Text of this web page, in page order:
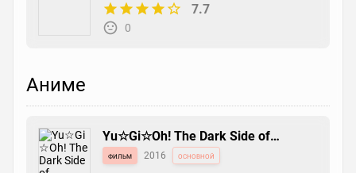
7.7
0
Аниме
Yu☆Gi☆Oh! The Dark Side of
Dimensions
фильм 2016 основной